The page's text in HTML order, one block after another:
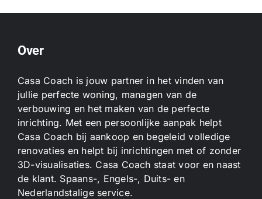
Over
Casa Coach is jouw partner in het vinden van
jullie perfecte woning, managen van de
verbouwing en het maken van de perfecte
inrichting. Met een persoonlijke aanpak helpt
Casa Coach bij aankoop en begeleid volledige
renovaties en helpt bij inrichtingen met of zonder
3D-visualisaties. Casa Coach staat voor en naast
de klant. Spaans-, Engels-, Duits- en
Nederlandstalige service.